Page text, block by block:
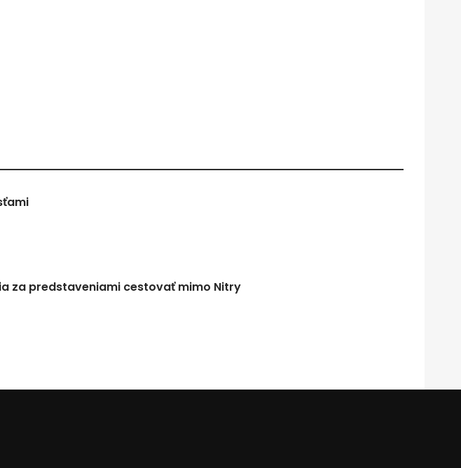
za predstaveniami cestovať mimo Nitry